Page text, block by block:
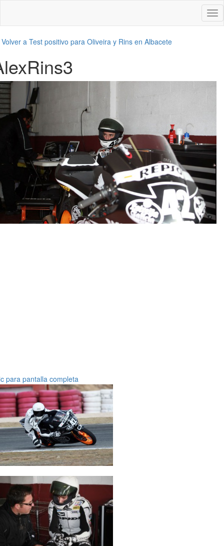
Volver a Test positivo para Oliveira y Rins en Albacete
para pantalla completa